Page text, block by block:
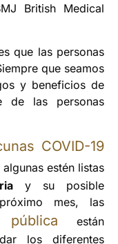
British Medical
que las personas
que seamos
y beneficios de
de las personas
COVID-19
estén listas
y su posible
mes, las
están
los diferentes